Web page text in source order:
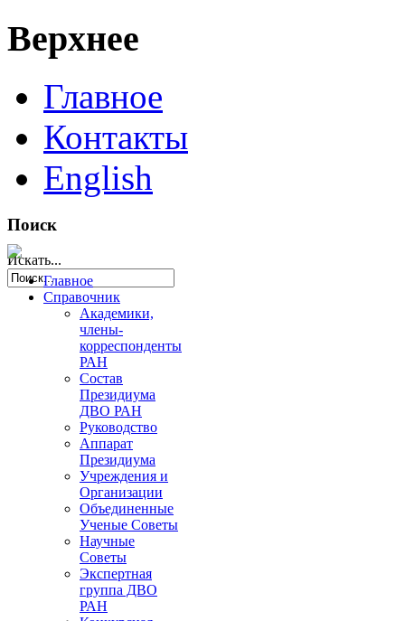
Верхнее
Главное
Контакты
English
Поиск
Искать...
Главное
Справочник
Академики,
члены-
корреспонденты
РАН
Состав
Президиума
ДВО РАН
Руководство
Аппарат
Президиума
Учреждения и
Организации
Объединенные
Ученые Советы
Научные
Советы
Экспертная
группа ДВО
РАН